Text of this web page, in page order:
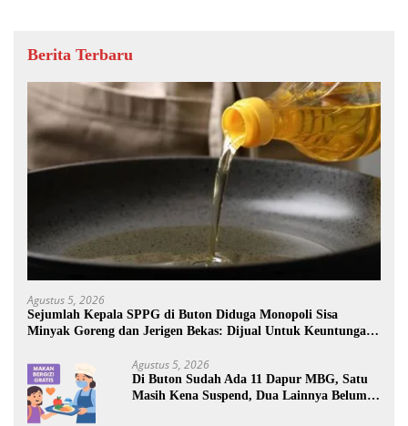
Berita Terbaru
Agustus 5, 2026
Sejumlah Kepala SPPG di Buton Diduga Monopoli Sisa
Minyak Goreng dan Jerigen Bekas: Dijual Untuk Keuntungan
Agustus 5, 2026
Di Buton Sudah Ada 11 Dapur MBG, Satu
Masih Kena Suspend, Dua Lainnya Belum